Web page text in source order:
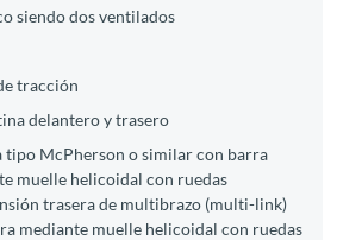
siendo dos ventilados
tracción
delantero y trasero
tipo McPherson o similar con barra
muelle helicoidal con ruedas
trasera de multibrazo (multi-link)
mediante muelle helicoidal con ruedas